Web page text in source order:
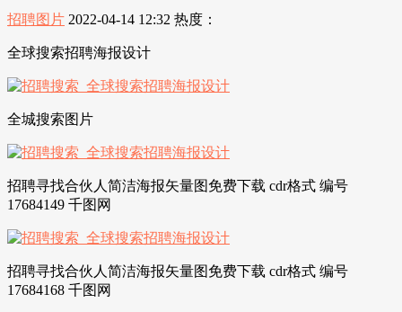
招聘图片 2022-04-14 12:32 热度：
全球搜索招聘海报设计
全城搜索图片
招聘寻找合伙人简洁海报矢量图免费下载 cdr格式 编号
17684149 千图网
招聘寻找合伙人简洁海报矢量图免费下载 cdr格式 编号
17684168 千图网